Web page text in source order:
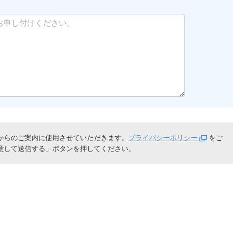
のご案内に使用させていただきます。 プライバシーポリシー
をご
て送信する」ボタンを押してください。